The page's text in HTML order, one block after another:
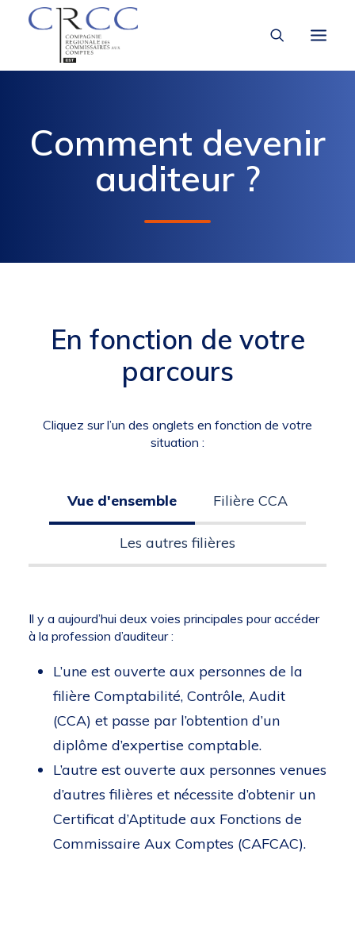
À LA UNE
Comment devenir
auditeur ?
En fonction de votre
parcours
Cliquez sur l’un des onglets en fonction de votre
situation :
Vue d'ensemble Filière CCA
Les autres filières
Il y a aujourd’hui deux voies principales pour accéder
à la profession d’auditeur :
L’une est ouverte aux personnes de la
filière Comptabilité, Contrôle, Audit
(CCA) et passe par l’obtention d’un
diplôme d’expertise comptable.
L’autre est ouverte aux personnes venues
d’autres filières et nécessite d’obtenir un
Certificat d’Aptitude aux Fonctions de
Commissaire Aux Comptes (CAFCAC).